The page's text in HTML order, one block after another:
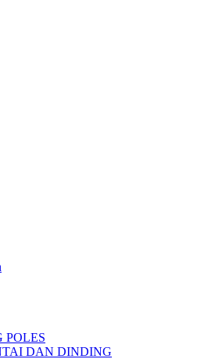
POLES
DAN DINDING